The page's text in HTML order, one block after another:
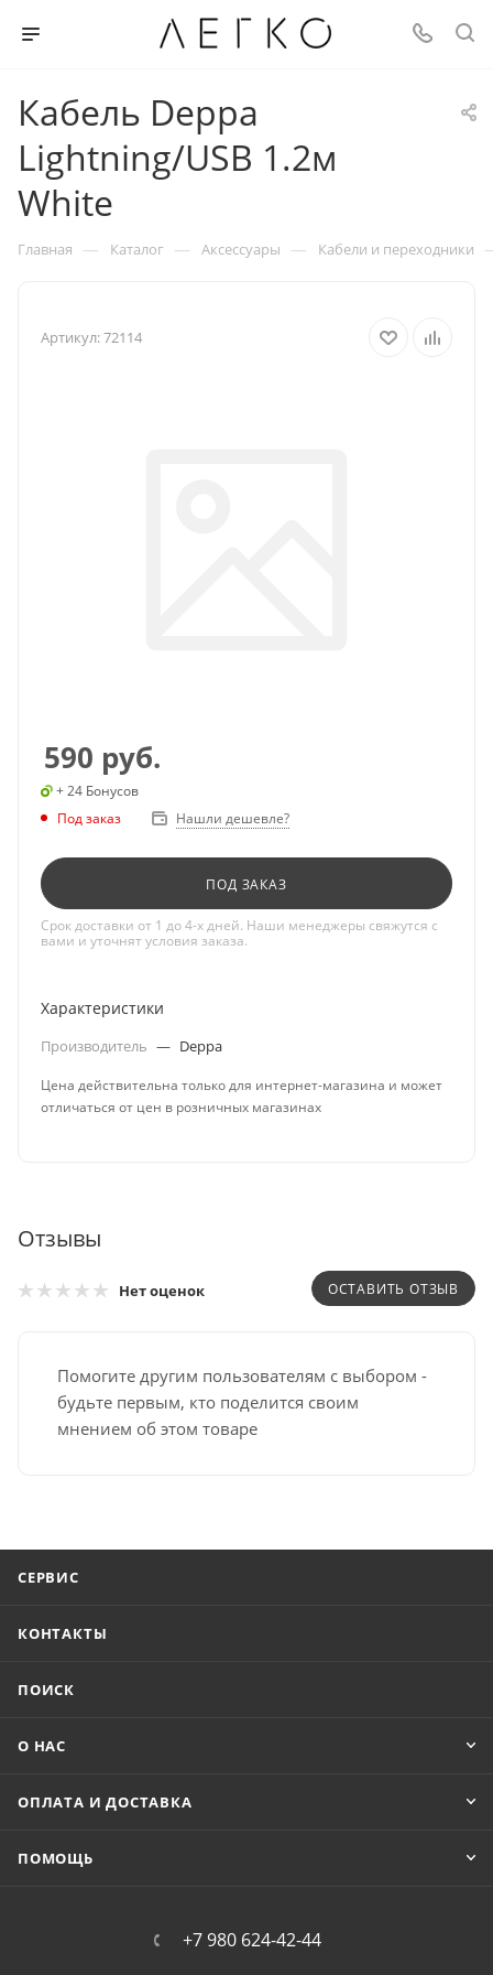
Кабель Deppa
Lightning/USB 1.2м
White
Главная — Каталог — Аксессуары — Кабели и переходники
Артикул:72114
590 руб.
+ 24 Бонусов
Под заказ
Нашли дешевле?
ПОД ЗАКАЗ
Срок доставки от 1 до 4-х дней. Наши менеджеры свяжутся с
вами и уточнят условия заказа.
Характеристики
Производитель — Deppa
Цена действительна только для интернет-магазина и может
отличаться от цен в розничных магазинах
Отзывы
Нет оценок ОСТАВИТЬ ОТЗЫВ
Помогите другим пользователям с выбором -
будьте первым, кто поделится своим
мнением об этом товаре
СЕРВИС
КОНТАКТЫ
ПОИСК
О НАС
ОПЛАТА И ДОСТАВКА
ПОМОЩЬ
+7 980 624-42-44